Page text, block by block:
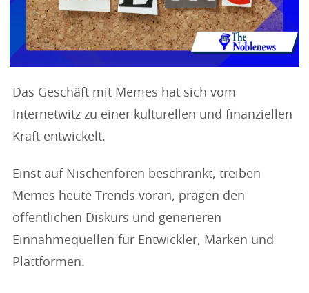
Das Geschäft mit Memes hat sich vom
Internetwitz zu einer kulturellen und finanziellen
Kraft entwickelt.
Einst auf Nischenforen beschränkt, treiben
Memes heute Trends voran, prägen den
öffentlichen Diskurs und generieren
Einnahmequellen für Entwickler, Marken und
Plattformen.